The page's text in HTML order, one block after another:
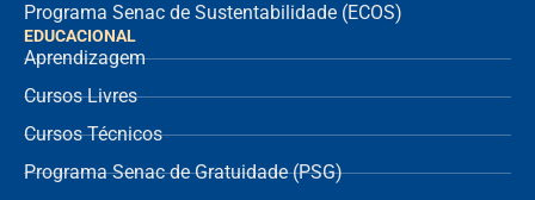
Programa Senac de Sustentabilidade (ECOS)
EDUCACIONAL
Aprendizagem
Cursos Livres
Cursos Técnicos
Programa Senac de Gratuidade (PSG)